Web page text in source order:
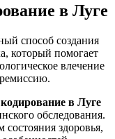
в Луге
способ создания
который помогает
влечение
кодирование в Луге
обследования.
состояния здоровья,